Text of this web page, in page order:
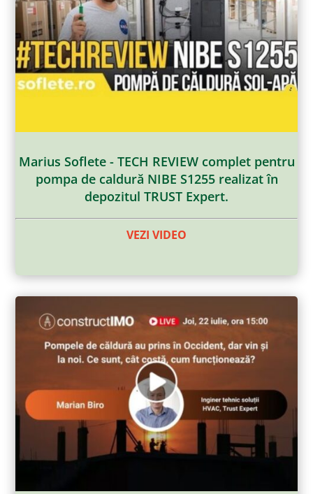
Marius Soflete - TECH REVIEW complet pentru
pompa de caldură NIBE S1255 realizat în
depozitul TRUST Expert.
VEZI VIDEO